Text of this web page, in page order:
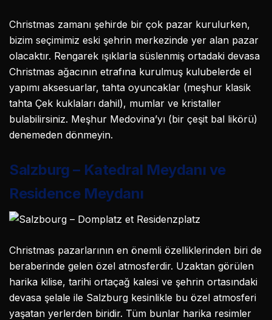
Christmas zamanı şehirde bir çok pazar kurulurken,
bizim seçimimiz eski şehrin merkezinde yer alan pazar
olacaktır. Rengarek ışıklarla süslenmiş ortadaki devasa
Christmas ağacının etrafına kurulmuş kulubelerde el
yapımı aksesuarlar, tahta oyuncaklar (meşhur klasik
tahta Çek kuklaları dahil), mumlar ve kristaller
bulabilirsiniz. Meşhur Medovina’yı (bir çeşit bal likörü)
denemeden dönmeyin.
Salzburg – Katedral Meydanı ve
Residence Meydanı
Christmas pazarlarının en önemli özelliklerinden biri de
beraberinde gelen özel atmosferdir. Uzaktan görülen
harika kilise, tarihi ortaçağ kalesi ve şehrin ortasındaki
devasa şelale ile Salzburg kesinlikle bu özel atmosferi
yaşatan yerlerden biridir. Tüm bunlar harika resimler